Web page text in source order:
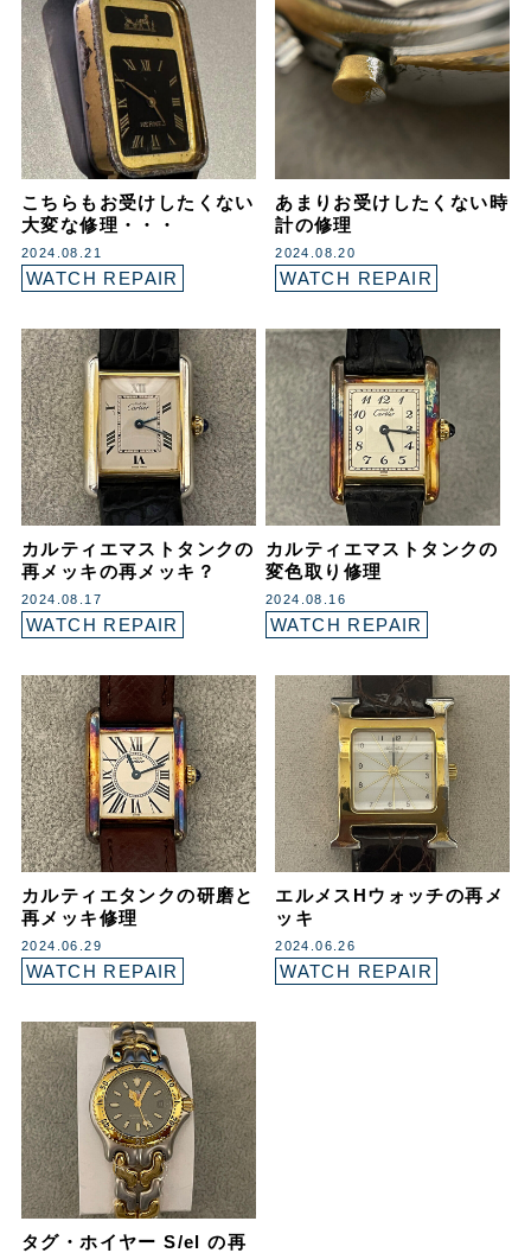
こちらもお受けしたくない
大変な修理・・・
2024.08.21
WATCH REPAIR
あまりお受けしたくない時
計の修理
2024.08.20
WATCH REPAIR
カルティエマストタンクの
再メッキの再メッキ？
2024.08.17
WATCH REPAIR
カルティエマストタンクの
変色取り修理
2024.08.16
WATCH REPAIR
カルティエタンクの研磨と
再メッキ修理
2024.06.29
WATCH REPAIR
エルメスHウォッチの再メ
ッキ
2024.06.26
WATCH REPAIR
タグ・ホイヤー S/el の再